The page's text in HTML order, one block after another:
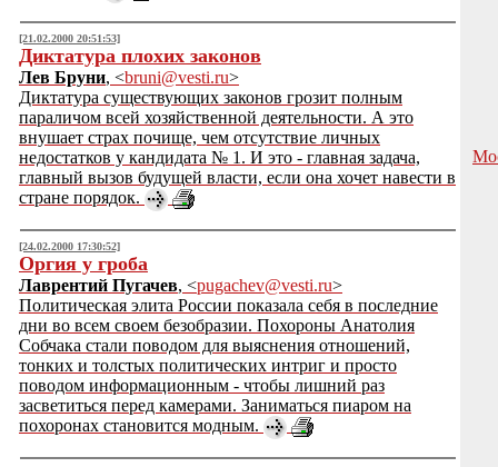
[21.02.2000 20:51:53]
Диктатура плохих законов
Лев Бруни, <bruni@vesti.ru>
Диктатура существующих законов грозит полным
параличом всей хозяйственной деятельности. А это
внушает страх почище, чем отсутствие личных
недостатков у кандидата № 1. И это - главная задача,
главный вызов будущей власти, если она хочет навести в
стране порядок.
[24.02.2000 17:30:52]
Оргия у гроба
Лаврентий Пугачев, <pugachev@vesti.ru>
Политическая элита России показала себя в последние
дни во всем своем безобразии. Похороны Анатолия
Собчака стали поводом для выяснения отношений,
тонких и толстых политических интриг и просто
поводом информационным - чтобы лишний раз
засветиться перед камерами. Заниматься пиаром на
похоронах становится модным.